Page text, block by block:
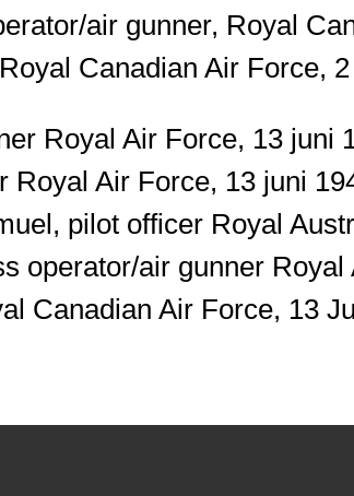
air gunner, Royal
Canadian Air Force,
Royal Air Force, 13 juni
Royal Air Force, 13 juni
pilot officer Royal
operator/air gunner
Canadian Air Force, 13